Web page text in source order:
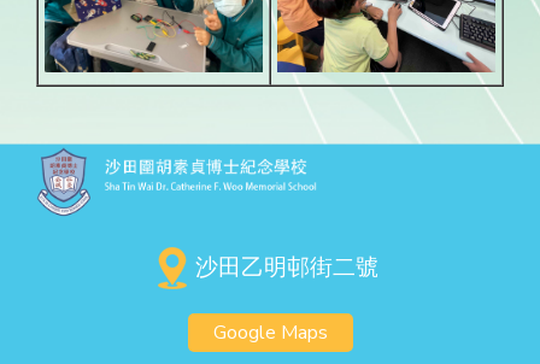
沙田乙明邨街二號
Google Maps